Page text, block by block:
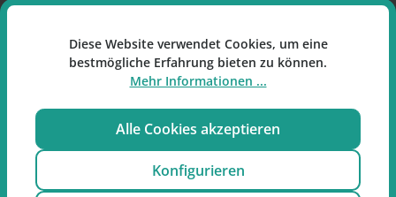
Pipers Club Cigars Cherry/Red Zigarillos
enthalten Pfeifentabak mit Kirsch-Aroma und ein
gesüßtes Mundstück.
Diese Website verwendet Cookies, um eine
bestmögliche Erfahrung bieten zu können.
Mehr Informationen ...
Alle Cookies akzeptieren
Konfigurieren